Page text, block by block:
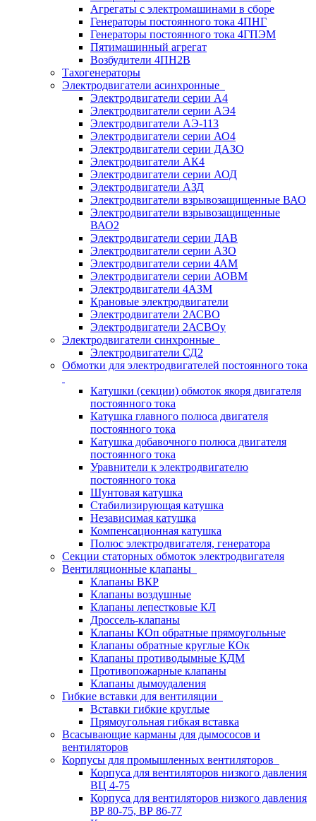
Агрегаты с электромашинами в сборе
Генераторы постоянного тока 4ПНГ
Генераторы постоянного тока 4ГПЭМ
Пятимашинный агрегат
Возбудители 4ПН2В
Тахогенераторы
Электродвигатели асинхронные
Электродвигатели серии А4
Электродвигатели серии АЭ4
Электродвигатели АЭ-113
Электродвигатели серии АО4
Электродвигатели серии ДАЗО
Электродвигатели АК4
Электродвигатели серии АОД
Электродвигатели АЗД
Электродвигатели взрывозащищенные ВАО
Электродвигатели взрывозащищенные
ВАО2
Электродвигатели серии ДАВ
Электродвигатели серии АЗО
Электродвигатели серии 4АМ
Электродвигатели серии АОВМ
Электродвигатели 4АЗМ
Крановые электродвигатели
Электродвигатели 2АСВО
Электродвигатели 2АСВОу
Электродвигатели синхронные
Электродвигатели СД2
Обмотки для электродвигателей постоянного тока
Катушки (секции) обмоток якоря двигателя
постоянного тока
Катушка главного полюса двигателя
постоянного тока
Катушка добавочного полюса двигателя
постоянного тока
Уравнители к электродвигателю
постоянного тока
Шунтовая катушка
Стабилизирующая катушка
Независимая катушка
Компенсационная катушка
Полюс электродвигателя, генератора
Секции статорных обмоток электродвигателя
Вентиляционные клапаны
Клапаны ВКР
Клапаны воздушные
Клапаны лепестковые КЛ
Дроссель-клапаны
Клапаны КОп обратные прямоугольные
Клапаны обратные круглые КОк
Клапаны противодымные КДМ
Противопожарные клапаны
Клапаны дымоудаления
Гибкие вставки для вентиляции
Вставки гибкие круглые
Прямоугольная гибкая вставка
Всасывающие карманы для дымососов и
вентиляторов
Корпусы для промышленных вентиляторов
Корпуса для вентиляторов низкого давления
ВЦ 4-75
Корпуса для вентиляторов низкого давления
ВР 80-75, ВР 86-77